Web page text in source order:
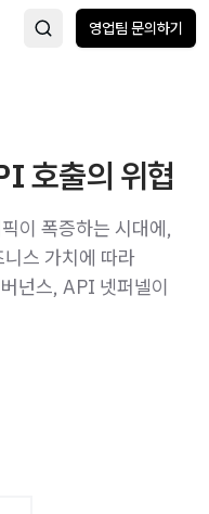
영업팀 문의하기
호출의 위협
이 폭증하는 시대에,
스 가치에 따라
넌스, API 넷퍼넬이